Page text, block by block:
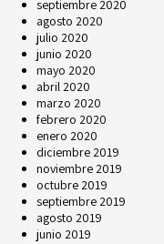
septiembre 2020
agosto 2020
julio 2020
junio 2020
mayo 2020
abril 2020
marzo 2020
febrero 2020
enero 2020
diciembre 2019
noviembre 2019
octubre 2019
septiembre 2019
agosto 2019
junio 2019